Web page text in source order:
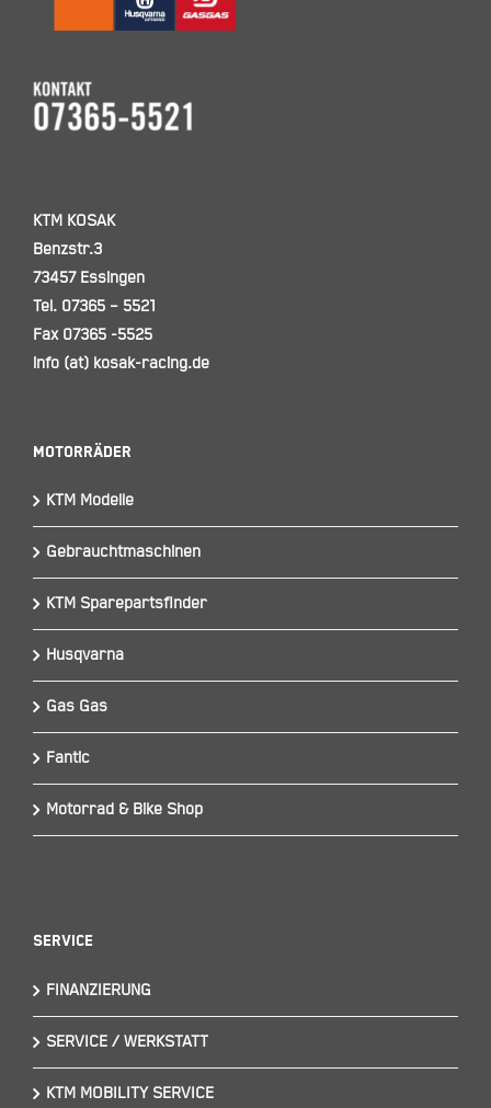
KTM KOSAK
Benzstr.3
73457 Essingen
Tel. 07365 – 5521
Fax 07365 -5525
info (at) kosak-racing.de
Motorräder
KTM Modelle
Gebrauchtmaschinen
KTM Sparepartsfinder
Husqvarna
Gas Gas
Fantic
Motorrad & Bike Shop
Service
FINANZIERUNG
SERVICE / WERKSTATT
KTM MOBILITY SERVICE